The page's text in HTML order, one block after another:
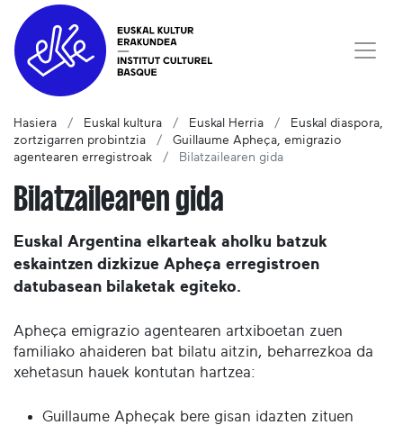
Hasiera Euskal kultura Euskal Herria
Euskal diaspora,
zortzigarren probintzia
Guillaume Apheça, emigrazio
agentearen erregistroak
Bilatzailearen gida
Bilatzailearen gida
Euskal Argentina elkarteak aholku batzuk
eskaintzen dizkizue Apheça erregistroen
datubasean bilaketak egiteko.
Apheça emigrazio agentearen artxiboetan zuen
familiako ahaideren bat bilatu aitzin, beharrezkoa da
xehetasun hauek kontutan hartzea:
Guillaume Apheçak bere gisan idazten zituen